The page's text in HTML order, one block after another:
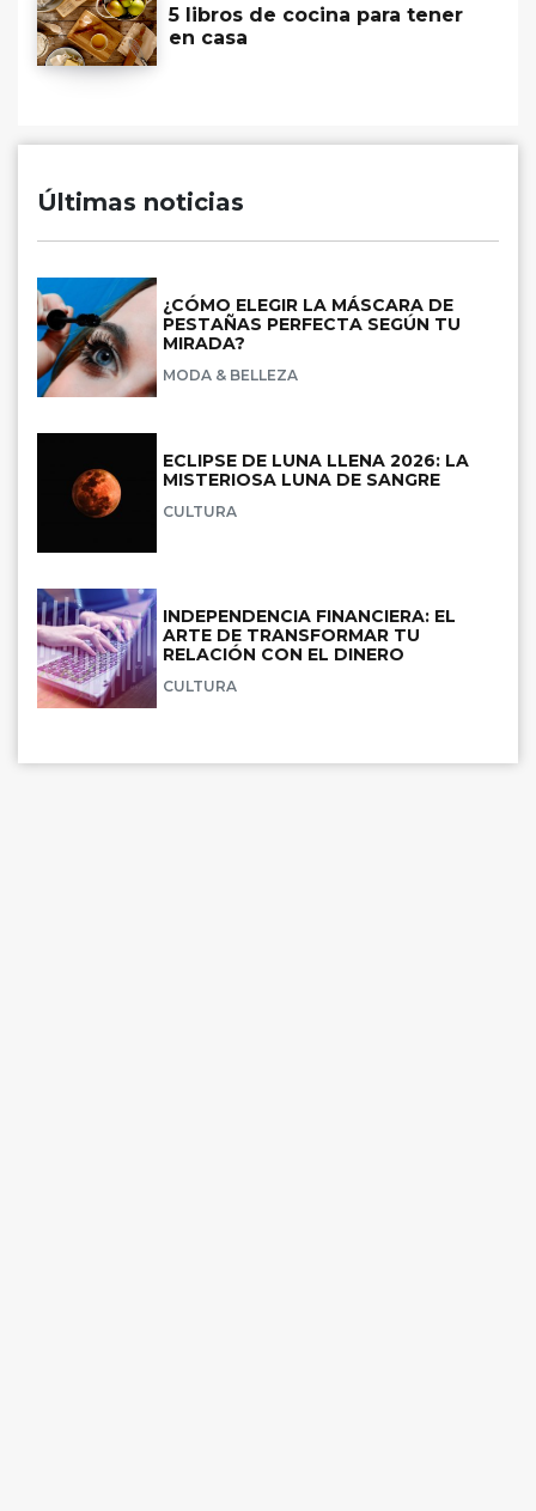
5 libros de cocina para tener
en casa
Últimas noticias
¿CÓMO ELEGIR LA MÁSCARA DE
PESTAÑAS PERFECTA SEGÚN TU
MIRADA?
MODA & BELLEZA
ECLIPSE DE LUNA LLENA 2026: LA
MISTERIOSA LUNA DE SANGRE
CULTURA
INDEPENDENCIA FINANCIERA: EL
ARTE DE TRANSFORMAR TU
RELACIÓN CON EL DINERO
CULTURA